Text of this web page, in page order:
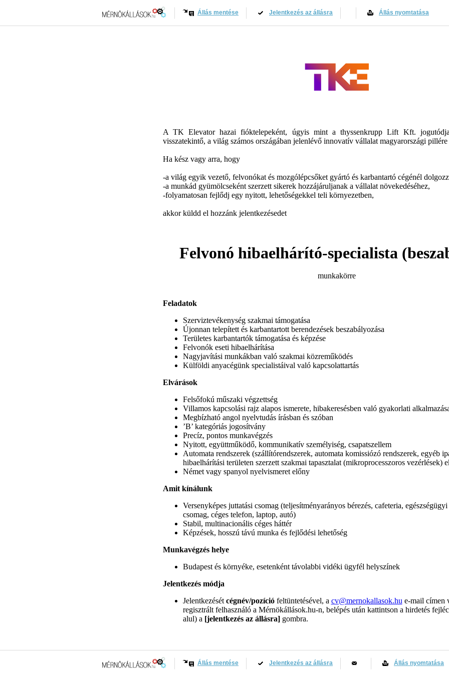
Állás mentése Jelentkezés az állásra Állás nyomtatása
A TK Elevator hazai fióktelepeként, úgyis mint a thyssenkrupp Lift Kft.
visszatekintő, a világ számos országában jelenlévő innovatív vállalat magyarországi
Ha kész vagy arra, hogy
-a világ egyik vezető, felvonókat és mozgólépcsőket gyártó és karbantartó cégénél
-a munkád gyümölcseként szerzett sikerek hozzájáruljanak a vállalat növekedéséhez,
-folyamatosan fejlődj egy nyitott, lehetőségekkel teli környezetben,
akkor küldd el hozzánk jelentkezésedet
Felvonó hibaelhárító-specialista
munkakörre
Feladatok
Szerviztevékenység szakmai támogatása
Újonnan telepített és karbantartott berendezések beszabályozása
Területes karbantartók támogatása és képzése
Felvonók eseti hibaelhárítása
Nagyjavítási munkákban való szakmai közreműködés
Külföldi anyacégünk specialistáival való kapcsolattartás
Elvárások
Felsőfokú műszaki végzettség
Villamos kapcsolási rajz alapos ismerete, hibakeresésben való gyakorlati
Megbízható angol nyelvtudás írásban és szóban
’B’ kategóriás jogosítvány
Precíz, pontos munkavégzés
Nyitott, együttműködő, kommunikatív személyiség, csapatszellem
Automata rendszerek (szállítórendszerek, automata komissiózó rendszerek, egyéb
hibaelhárítási területen szerzett szakmai tapasztalat (mikroprocesszoros vezérlések)
Német vagy spanyol nyelvismeret előny
Amit kínálunk
Versenyképes juttatási csomag (teljesítményarányos bérezés, cafeteria,
csomag, céges telefon, laptop, autó)
Stabil, multinacionális céges háttér
Képzések, hosszú távú munka és fejlődési lehetőség
Munkavégzés helye
Budapest és környéke, esetenként távolabbi vidéki ügyfél helyszínek
Jelentkezés módja
Jelentkezését cégnév/pozíciófeltüntetésével, a cv@mernokallasok.hu e-mail címen
regisztrált felhasználó a Mérnökállások.hu-n, belépés után kattintson a hirdetés
alul) a [jelentkezés az állásra]gombra.
Állás mentése Jelentkezés az állásra Állás nyomtatása